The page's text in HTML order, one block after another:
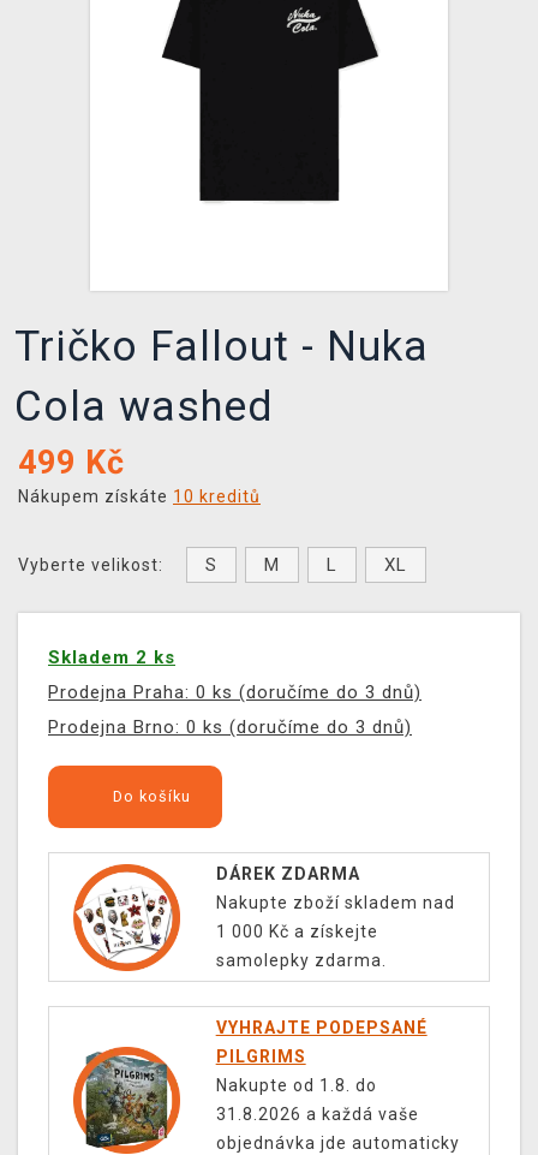
Tričko Fallout - Nuka
Cola washed
499 Kč
Nákupem získáte 10 kreditů
Vyberte velikost: S M L XL
Skladem 2 ks
Prodejna Praha: 0 ks (doručíme do 3 dnů)
Prodejna Brno: 0 ks (doručíme do 3 dnů)
Do košíku
DÁREK ZDARMA
Nakupte zboží skladem nad
1 000 Kč a získejte
samolepky zdarma.
VYHRAJTE PODEPSANÉ
PILGRIMS
Nakupte od 1.8. do
31.8.2026 a každá vaše
objednávka jde automaticky